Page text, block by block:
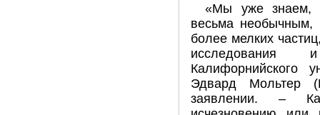
«Мы уже знаем,
весьма
более мелких
исследования
Калифорнийского
Эдвард Мольтер
заявлении. –